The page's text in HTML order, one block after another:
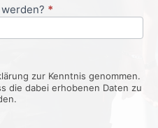
*
zur Kenntnis genommen.
die dabei erhobenen Daten zu